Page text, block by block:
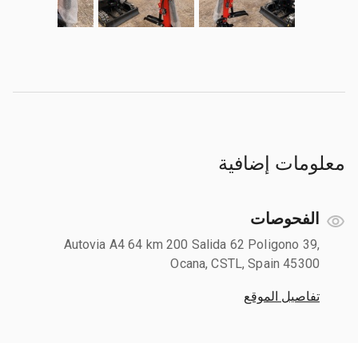
معلومات إضافية
الفحوصات
Autovia A4 64 km 200 Salida 62 Poligono 39,
Ocana, CSTL, Spain 45300
تفاصيل الموقع